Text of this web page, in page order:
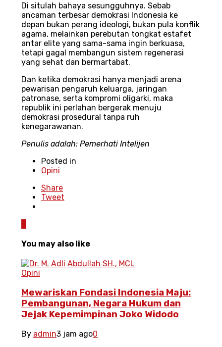
Di situlah bahaya sesungguhnya. Sebab
ancaman terbesar demokrasi Indonesia ke
depan bukan perang ideologi, bukan pula konflik
agama, melainkan perebutan tongkat estafet
antar elite yang sama-sama ingin berkuasa,
tetapi gagal membangun sistem regenerasi
yang sehat dan bermartabat.
Dan ketika demokrasi hanya menjadi arena
pewarisan pengaruh keluarga, jaringan
patronase, serta kompromi oligarki, maka
republik ini perlahan bergerak menuju
demokrasi prosedural tanpa ruh
kenegarawanan.
Penulis adalah: Pemerhati Intelijen
Posted in
Opini
Share
Tweet
You may also like
Opini
Mewariskan Fondasi Indonesia Maju:
Pembangunan, Negara Hukum dan
Jejak Kepemimpinan Joko Widodo
By admin3 jam ago0